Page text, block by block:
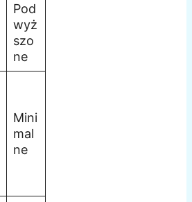
Pod
wyż
szo
ne
Mini
mal
ne